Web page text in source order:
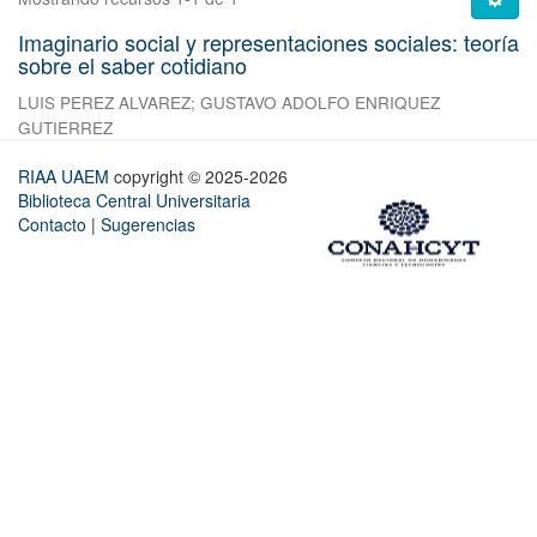
Imaginario social y representaciones sociales: teoría
sobre el saber cotidiano
LUIS PEREZ ALVAREZ; GUSTAVO ADOLFO ENRIQUEZ
GUTIERREZ
RIAA UAEM copyright © 2025-2026
Biblioteca Central Universitaria
Contacto | Sugerencias